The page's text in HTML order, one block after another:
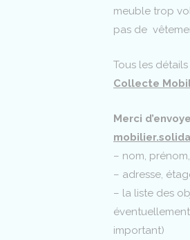
meuble trop
pas de
Tous les
Collecte
Merci
– nom,
– adresse,
– la liste des
important)